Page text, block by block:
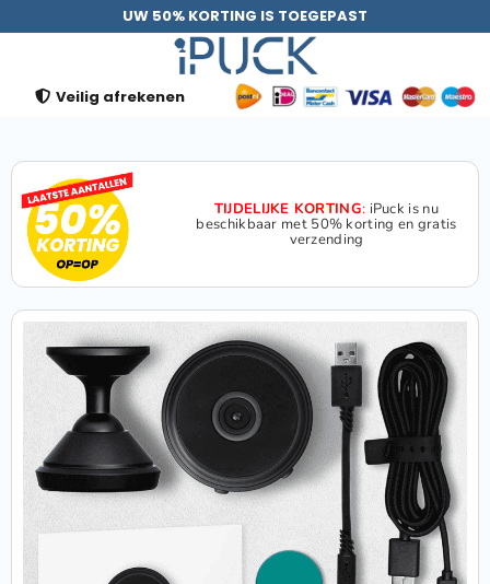
UW 50% KORTING IS TOEGEPAST
Veilig afrekenen
TIJDELIJKE KORTING: iPuck is nu
beschikbaar met 50% korting en gratis
verzending